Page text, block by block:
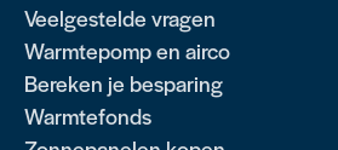
Veelgestelde vragen
Warmtepomp en airco
Bereken je besparing
Warmtefonds